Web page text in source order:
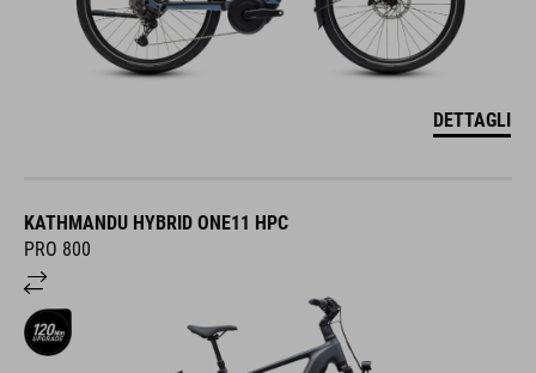
DETTAGLI
KATHMANDU HYBRID ONE11 HPC
PRO 800